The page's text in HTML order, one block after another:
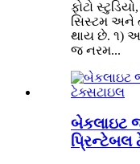
ફોટો
સિસ્ટમ અને
થાય છે. ૧)
જ નરમ...
બેકલાઇટ
પ્રિન્ટેબલ